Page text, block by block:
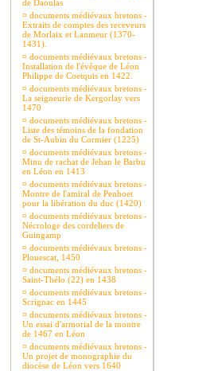
de Daoulas
¤ documents médiévaux bretons -
Extraits de comptes des receveurs
de Morlaix et Lanmeur (1370-
1431).
¤ documents médiévaux bretons -
Installation de l'évêque de Léon
Philippe de Coetquis en 1422.
¤ documents médiévaux bretons -
La seigneurie de Kergorlay vers
1470
¤ documents médiévaux bretons -
Liste des témoins de la fondation
de St-Aubin du Cormier (1225)
¤ documents médiévaux bretons -
Minu de rachat de Jehan le Barbu
en Léon en 1413
¤ documents médiévaux bretons -
Montre de l'amiral de Penhoet
pour la libération du duc (1420)
¤ documents médiévaux bretons -
Nécrologe des cordeliers de
Guingamp
¤ documents médiévaux bretons -
Plouescat, 1450
¤ documents médiévaux bretons -
Saint-Thélo (22) en 1438
¤ documents médiévaux bretons -
Scrignac en 1445
¤ documents médiévaux bretons -
Un essai d'armorial de la montre
de 1467 en Léon
¤ documents médiévaux bretons -
Un projet de monographie du
diocèse de Léon vers 1640